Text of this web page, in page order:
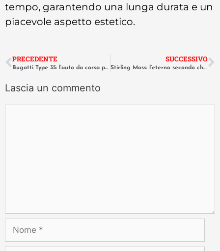
tempo, garantendo una lunga durata e un
piacevole aspetto estetico.
PRECEDENTE
Bugatti Type 35: l’auto da corsa più vincente di tutti i tempi
SUCCESSIVO
Stirling Moss: l’eterno secondo che ha scritto la storia del motorsport
Lascia un commento